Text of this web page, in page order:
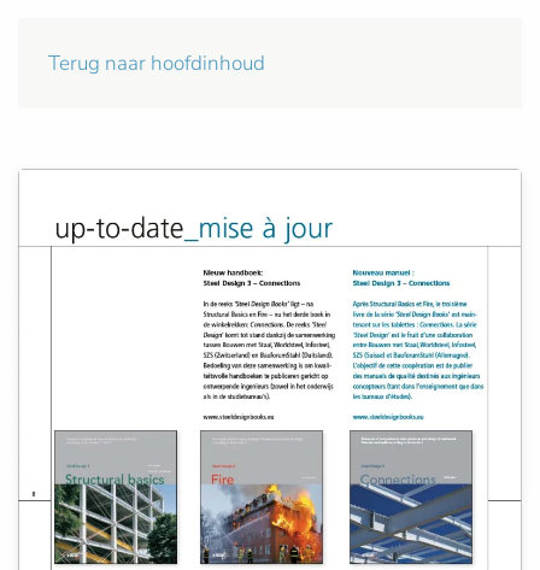
Terug naar hoofdinhoud